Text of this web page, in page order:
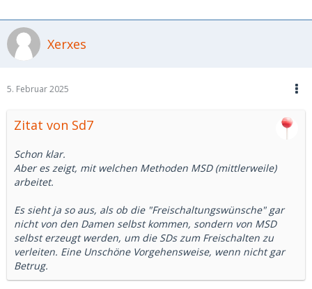
Xerxes
5. Februar 2025
Zitat von Sd7
Schon klar.
Aber es zeigt, mit welchen Methoden MSD (mittlerweile)
arbeitet.
Es sieht ja so aus, als ob die "Freischaltungswünsche" gar
nicht von den Damen selbst kommen, sondern von MSD
selbst erzeugt werden, um die SDs zum Freischalten zu
verleiten. Eine Unschöne Vorgehensweise, wenn nicht gar
Betrug.